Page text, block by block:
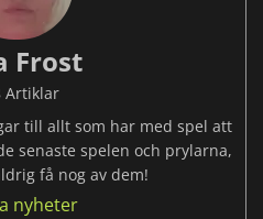
Frost
Artiklar
till allt som har med spel att
senaste spelen och prylarna,
få nog av dem!
nyheter